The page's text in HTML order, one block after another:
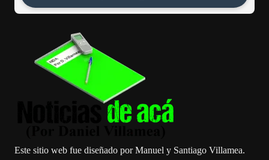
Este sitio web fue diseñado por Manuel y Santiago Villamea.